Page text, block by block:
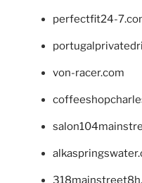
perfectfit24-
von-racer.com